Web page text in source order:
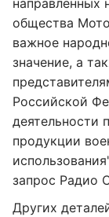
направленных
общества
важное
значение, а
Российской
деятельности
продукции
запрос Радио
Других